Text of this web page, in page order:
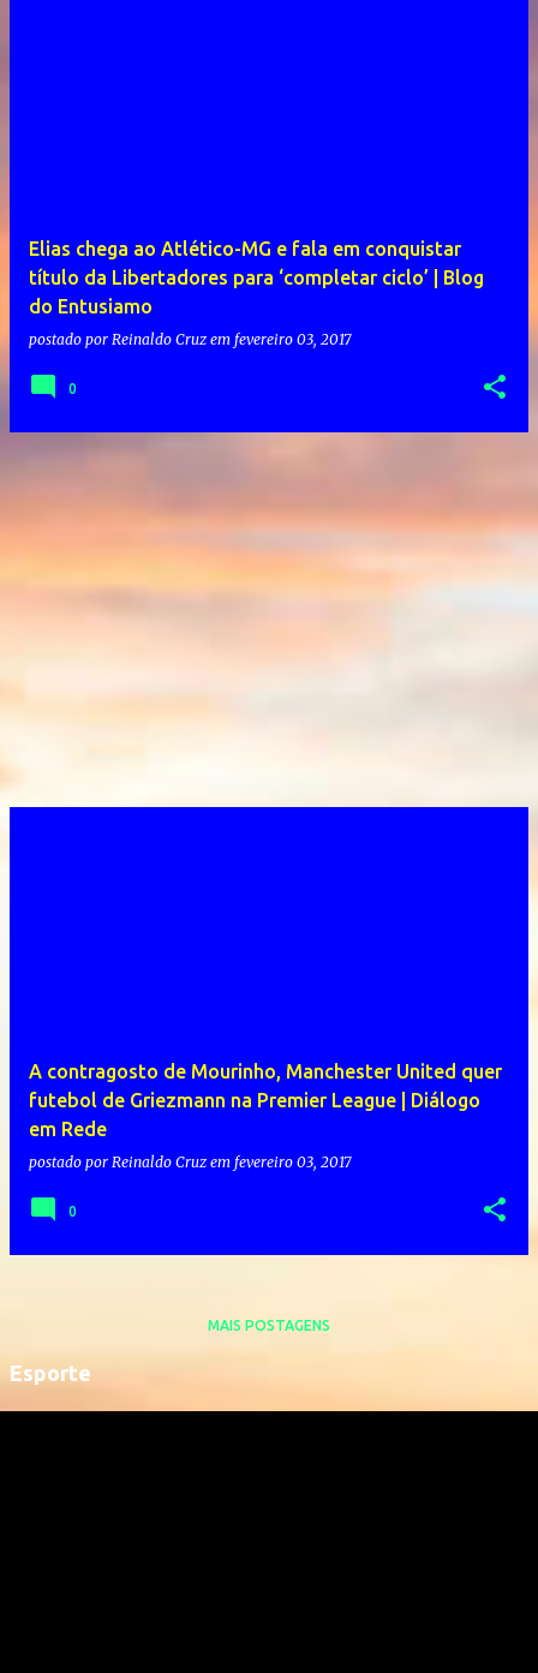
Elias chega ao Atlético-MG e fala em conquistar
título da Libertadores para ‘completar ciclo’ | Blog
do Entusiamo
postado por Reinaldo Cruz em fevereiro 03, 2017
0
A contragosto de Mourinho, Manchester United quer
futebol de Griezmann na Premier League | Diálogo
em Rede
postado por Reinaldo Cruz em fevereiro 03, 2017
0
MAIS POSTAGENS
Esporte